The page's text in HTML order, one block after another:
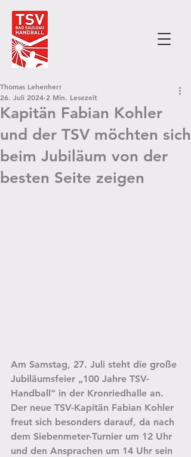
Kapitän Fabian Kohler
und der TSV möchten sich
beim Jubiläum von der
besten Seite zeigen
Thomas Lehenherr
26. Juli 2024 2 Min. Lesezeit
Am Samstag, 27. Juli steht die große
Jubiläumsfeier „100 Jahre TSV-
Handball“ in der Kronriedhalle an.
Der neue TSV-Kapitän Fabian Kohler
freut sich besonders darauf, da nach
dem Siebenmeter-Turnier um 12 Uhr
und den Ansprachen um 14 Uhr sein